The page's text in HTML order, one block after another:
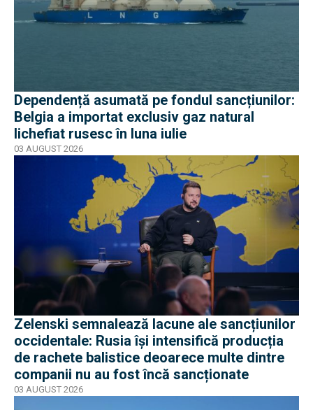
Dependență asumată pe fondul sancțiunilor:
Belgia a importat exclusiv gaz natural
lichefiat rusesc în luna iulie
03 AUGUST 2026
Zelenski semnalează lacune ale sancțiunilor
occidentale: Rusia își intensifică producția
de rachete balistice deoarece multe dintre
companii nu au fost încă sancționate
03 AUGUST 2026